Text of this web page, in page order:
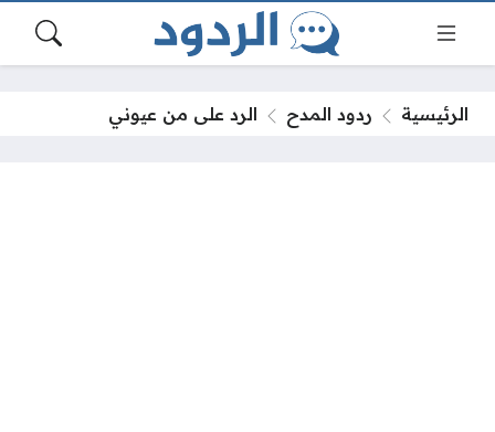
الرئيسية ردود المدح الرد على من عيوني